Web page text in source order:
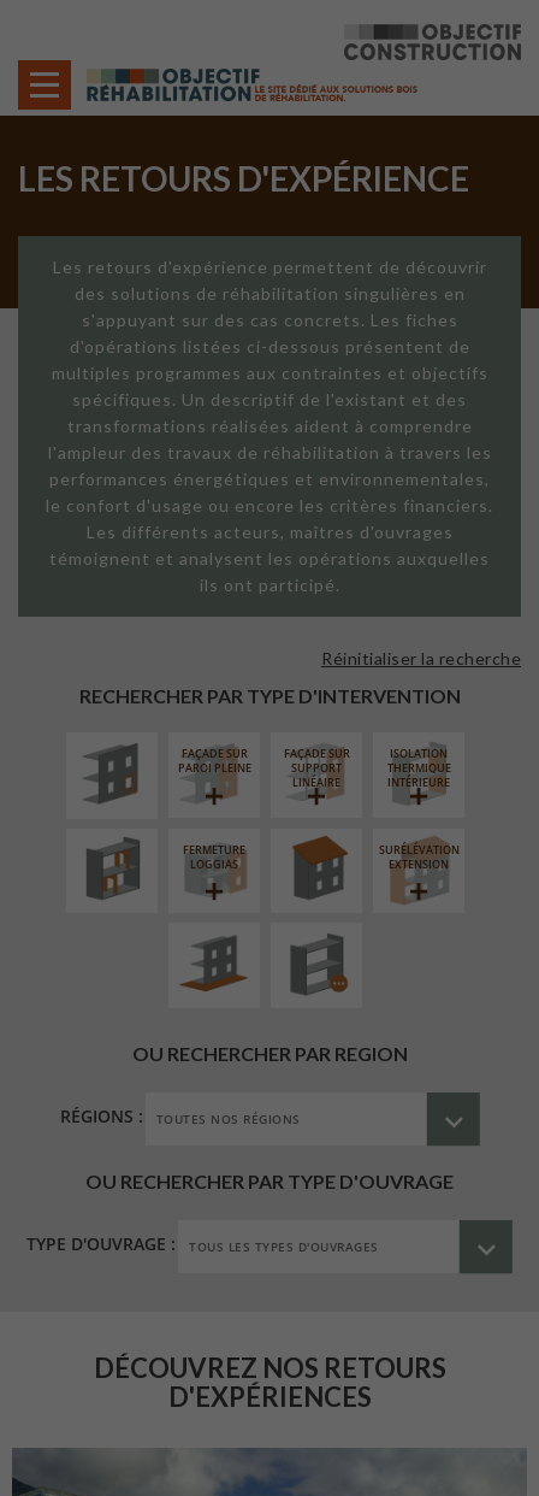
LES RETOURS D'EXPÉRIENCE
Les retours d'expérience permettent de découvrir
des solutions de réhabilitation singulières en
s'appuyant sur des cas concrets. Les fiches
d'opérations listées ci-dessous présentent de
multiples programmes aux contraintes et objectifs
spécifiques. Un descriptif de l'existant et des
transformations réalisées aident à comprendre
l'ampleur des travaux de réhabilitation à travers les
performances énergétiques et environnementales,
le confort d'usage ou encore les critères financiers.
Les différents acteurs, maîtres d'ouvrages
témoignent et analysent les opérations auxquelles
ils ont participé.
RECHERCHER PAR TYPE D'INTERVENTION
Réinitialiser la recherche
EXTÉRIEURE
FAÇADE SUR
PAROI PLEINE
FAÇADE SUR
SUPPORT
LINÉAIRE
ISOLATION
THERMIQUE
INTÉRIEURE
RÉAMÉNAGEMENT
INTÉRIEUR
FERMETURE
LOGGIAS
RÉFECTION DES
TOITURES
SURÉLÉVATION
EXTENSION
AMÉNAGEMENT
EXTÉRIEUR
PROCÉDÉ
PARTICULIER
OU RECHERCHER PAR REGION
RÉGIONS :
OU RECHERCHER PAR TYPE D'OUVRAGE
TYPE D'OUVRAGE :
DÉCOUVREZ NOS RETOURS
D'EXPÉRIENCES